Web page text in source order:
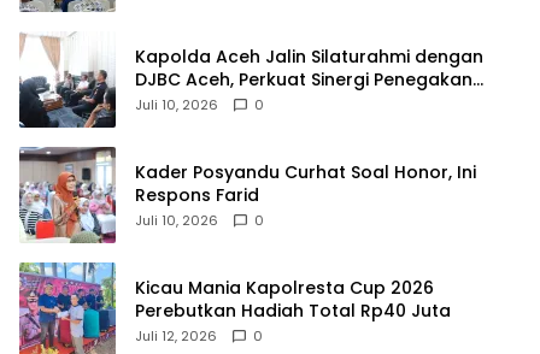
Kapolda Aceh Jalin Silaturahmi dengan
DJBC Aceh, Perkuat Sinergi Penegakan
Hukum
Juli 10, 2026 0
Kader Posyandu Curhat Soal Honor, Ini
Respons Farid
Juli 10, 2026 0
Kicau Mania Kapolresta Cup 2026
Perebutkan Hadiah Total Rp40 Juta
Juli 12, 2026 0